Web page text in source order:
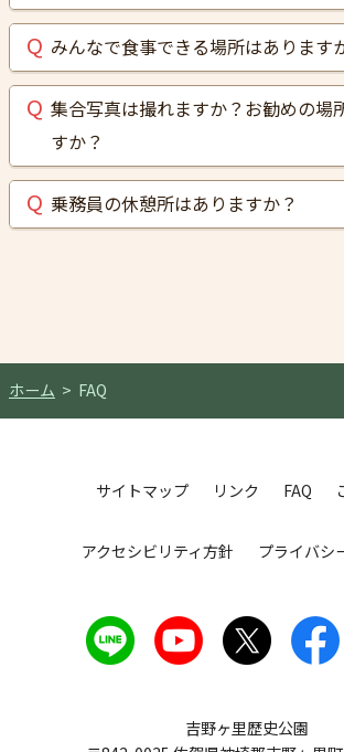
ホーム FAQ
みんなで食事できる場所はあります
集合写真は撮れますか？お勧めの場
すか？
乗務員の休憩所はありますか？
サイトマップ リンク FAQ
アクセシビリティ方針 プライバシ
吉野ヶ里歴史公園